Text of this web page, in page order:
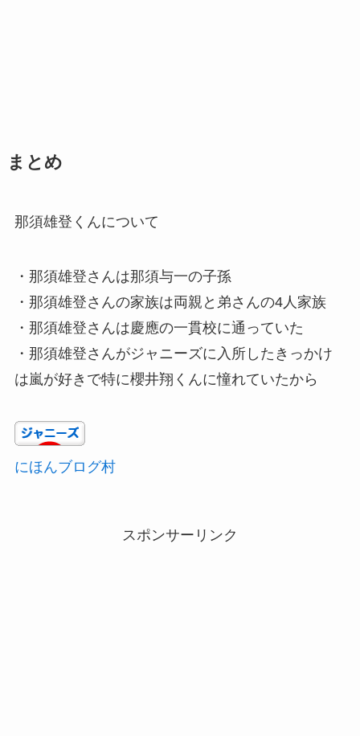
まとめ
那須雄登くんについて
・那須雄登さんは那須与一の子孫
・那須雄登さんの家族は両親と弟さんの4人家族
・那須雄登さんは慶應の一貫校に通っていた
・那須雄登さんがジャニーズに入所したきっかけ
は嵐が好きで特に櫻井翔くんに憧れていたから
にほんブログ村
スポンサーリンク